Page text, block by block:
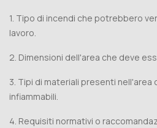
1. Tipo di incendi che potrebbero
lavoro.
2. Dimensioni dell'area che deve
3. Tipi di materiali presenti
infiammabili.
4. Requisiti normativi o